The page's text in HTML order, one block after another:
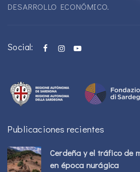
DESARROLLO ECONÓMICO.
Social:
Publicaciones recientes
Cerdeña y el tráfico de
en época nurágica